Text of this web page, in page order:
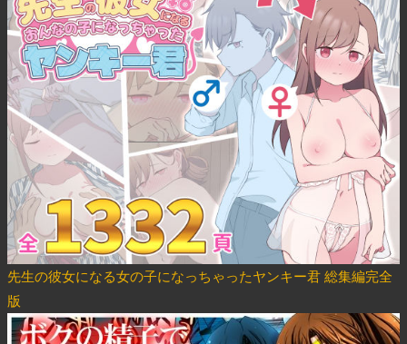
先生の彼女になる女の子になっちゃったヤンキー君 総集編完全
版